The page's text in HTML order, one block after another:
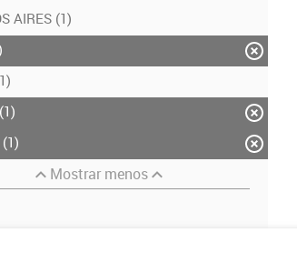
AIRES (1)
Mostrar menos